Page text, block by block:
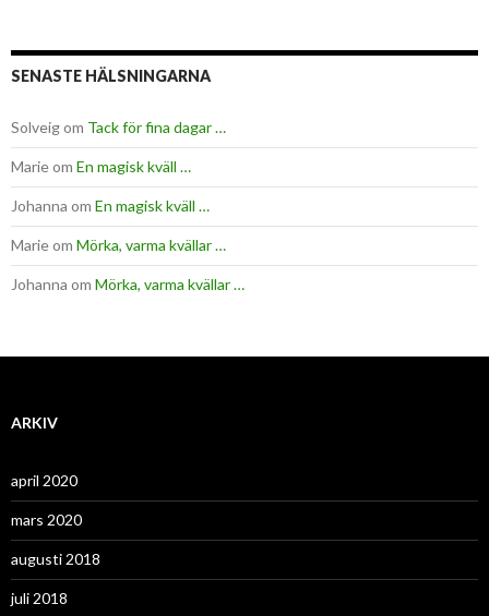
SENASTE HÄLSNINGARNA
Solveigom Tack för fina dagar …
Marieom En magisk kväll …
Johanna om En magisk kväll …
Marieom Mörka, varma kvällar …
Johanna om Mörka, varma kvällar …
ARKIV
april 2020
mars 2020
augusti 2018
juli 2018